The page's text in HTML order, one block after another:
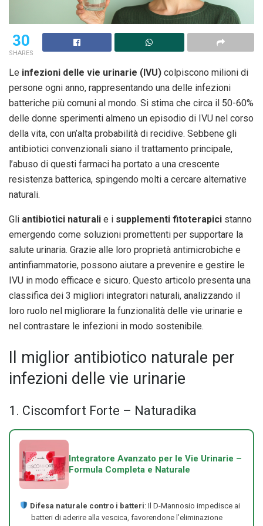
30
SHARES
Le infezioni delle vie urinarie (IVU) colpiscono milioni di
persone ogni anno, rappresentando una delle infezioni
batteriche più comuni al mondo. Si stima che circa il 50-60%
delle donne sperimenti almeno un episodio di IVU nel corso
della vita, con un’alta probabilità di recidive. Sebbene gli
antibiotici convenzionali siano il trattamento principale,
l’abuso di questi farmaci ha portato a una crescente
resistenza batterica, spingendo molti a cercare alternative
naturali.
Gli antibiotici naturali e i supplementi fitoterapici stanno
emergendo come soluzioni promettenti per supportare la
salute urinaria. Grazie alle loro proprietà antimicrobiche e
antinfiammatorie, possono aiutare a prevenire e gestire le
IVU in modo efficace e sicuro. Questo articolo presenta una
classifica dei 3 migliori integratori naturali, analizzando il
loro ruolo nel migliorare la funzionalità delle vie urinarie e
nel contrastare le infezioni in modo sostenibile.
Il miglior antibiotico naturale per
infezioni delle vie urinarie
1. Ciscomfort Forte – Naturadika
Integratore Avanzato per le Vie Urinarie –
Formula Completa e Naturale
Difesa naturale contro i batteri: Il D-Mannosio impedisce ai
batteri di aderire alla vescica, favorendone l’eliminazione